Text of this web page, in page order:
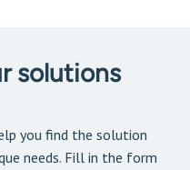
solutions
you find the solution
needs. Fill in the form